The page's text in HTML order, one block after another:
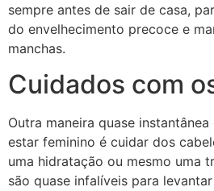
sempre antes de sair de casa,
do envelhecimento precoce e
manchas.
Cuidados com
Outra maneira quase
estar feminino é cuidar dos
uma hidratação ou mesmo uma
são quase infalíveis para